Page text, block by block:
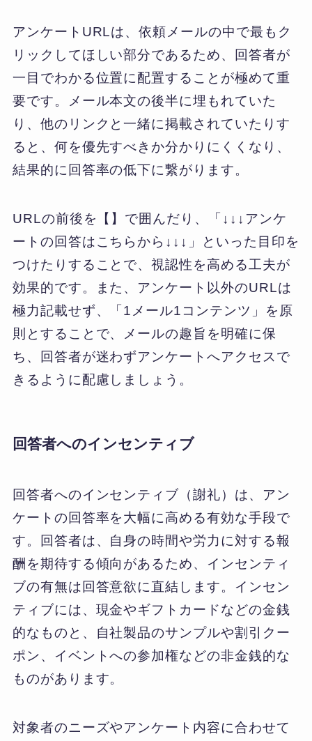
アンケートURLは、依頼メールの中で最もク
リックしてほしい部分であるため、回答者が
一目でわかる位置に配置することが極めて重
要です。メール本文の後半に埋もれていた
り、他のリンクと一緒に掲載されていたりす
ると、何を優先すべきか分かりにくくなり、
結果的に回答率の低下に繋がります。
URLの前後を【】で囲んだり、「↓↓↓アンケ
ートの回答はこちらから↓↓↓」といった目印を
つけたりすることで、視認性を高める工夫が
効果的です。また、アンケート以外のURLは
極力記載せず、「1メール1コンテンツ」を原
則とすることで、メールの趣旨を明確に保
ち、回答者が迷わずアンケートへアクセスで
きるように配慮しましょう。
回答者へのインセンティブ
回答者へのインセンティブ（謝礼）は、アン
ケートの回答率を大幅に高める有効な手段で
す。回答者は、自身の時間や労力に対する報
酬を期待する傾向があるため、インセンティ
ブの有無は回答意欲に直結します。インセン
ティブには、現金やギフトカードなどの金銭
的なものと、自社製品のサンプルや割引クー
ポン、イベントへの参加権などの非金銭的な
ものがあります。
対象者のニーズやアンケート内容に合わせて